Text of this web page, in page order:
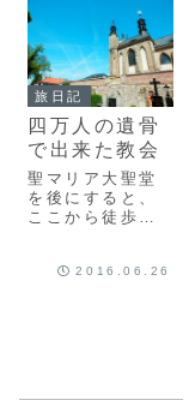
で来ました！ 聖
バルバラ教会で
すね。セドレツ
の聖マリア大聖
堂と一緒に世界
遺産に登録され
ている、ゴシッ
ク建築です。
(a...
旅日記
四万人の遺骨
で出来た教会
聖マリア大聖堂
を後にすると、
ここから徒歩５
リツのもうひと
2016.06.26